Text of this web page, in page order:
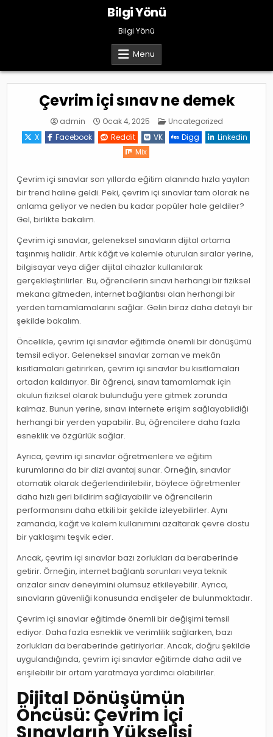
Bilgi Yönü
Bilgi Yönü
Menu
Çevrim içi sınav ne demek
admin Ocak 4, 2025 Posted
Uncategorized
X
Facebook Reddit VK Digg
Linkedin
Mix
Çevrim içi sınavlar son yıllarda eğitim alanında hızla yayılan
bir trend haline geldi. Peki, çevrim içi sınavlar tam olarak ne
anlama geliyor ve neden bu kadar popüler hale geldiler?
Gel, birlikte bakalım.
Çevrim içi sınavlar, geleneksel sınavların dijital ortama
taşınmış halidir. Artık kâğıt ve kalemle oturulan sıralar yerine,
bilgisayar veya diğer dijital cihazlar kullanılarak
gerçekleştirilirler. Bu, öğrencilerin sınavı herhangi bir fiziksel
mekana gitmeden, internet bağlantısı olan herhangi bir
yerden tamamlamalarını sağlar. Gelin biraz daha detaylı bir
şekilde bakalım.
Öncelikle, çevrim içi sınavlar eğitimde önemli bir dönüşümü
temsil ediyor. Geleneksel sınavlar zaman ve mekân
kısıtlamaları getirirken, çevrim içi sınavlar bu kısıtlamaları
ortadan kaldırıyor. Bir öğrenci, sınavı tamamlamak için
okulun fiziksel olarak bulunduğu yere gitmek zorunda
kalmaz. Bunun yerine, sınavı internete erişim sağlayabildiği
herhangi bir yerden yapabilir. Bu, öğrencilere daha fazla
esneklik ve özgürlük sağlar.
Ayrıca, çevrim içi sınavlar öğretmenlere ve eğitim
kurumlarına da bir dizi avantaj sunar. Örneğin, sınavlar
otomatik olarak değerlendirilebilir, böylece öğretmenler
daha hızlı geri bildirim sağlayabilir ve öğrencilerin
performansını daha etkili bir şekilde izleyebilirler. Aynı
zamanda, kağıt ve kalem kullanımını azaltarak çevre dostu
bir yaklaşımı teşvik eder.
Ancak, çevrim içi sınavlar bazı zorlukları da beraberinde
getirir. Örneğin, internet bağlantı sorunları veya teknik
arızalar sınav deneyimini olumsuz etkileyebilir. Ayrıca,
sınavların güvenliği konusunda endişeler de bulunmaktadır.
Çevrim içi sınavlar eğitimde önemli bir değişimi temsil
ediyor. Daha fazla esneklik ve verimlilik sağlarken, bazı
zorlukları da beraberinde getiriyorlar. Ancak, doğru şekilde
uygulandığında, çevrim içi sınavlar eğitimde daha adil ve
erişilebilir bir ortam yaratmaya yardımcı olabilirler.
Dijital Dönüşümün
Öncüsü: Çevrim İçi